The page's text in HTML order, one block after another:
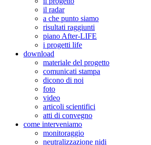
il radar
a che punto siamo
risultati raggiunti
piano After-LIFE
i progetti life
download
materiale del progetto
comunicati stampa
dicono di noi
foto
video
articoli scientifici
atti di convegno
come interveniamo
monitoraggio
neutralizzazione nidi